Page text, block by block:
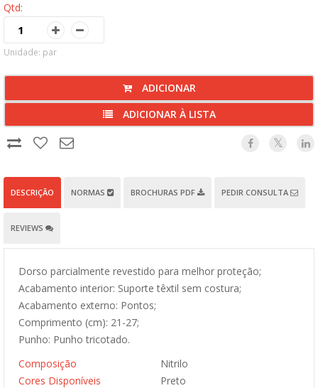
Qtd:
Unidade: par
ADICIONAR
ADICIONAR À LISTA
DESCRIÇÃO NORMAS BROCHURAS PDF PEDIR CONSULTA
REVIEWS
Dorso parcialmente revestido para melhor proteção;
Acabamento interior: Suporte têxtil sem costura;
Acabamento externo: Pontos;
Comprimento (cm): 21-27;
Punho: Punho tricotado.
Composição
Nitrilo
Cores Disponíveis
Preto